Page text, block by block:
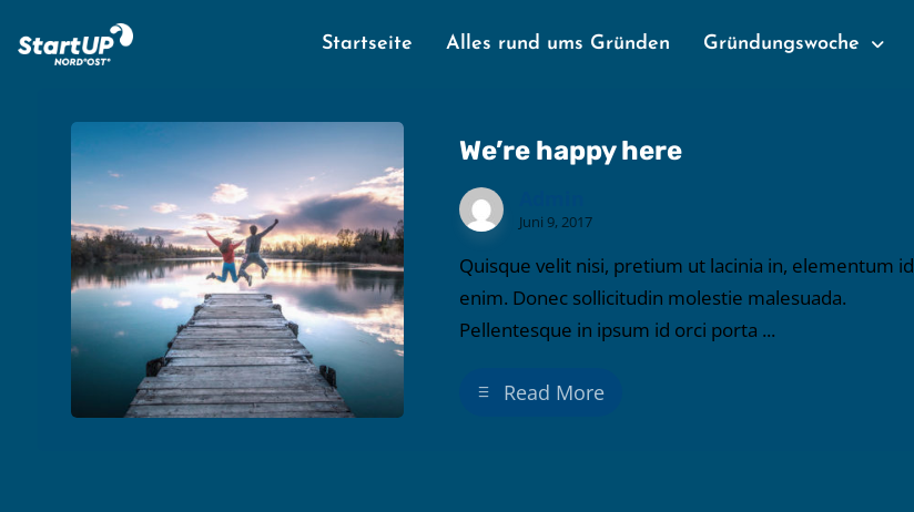
Startseite Alles rund ums Gründen Gründungswoche
We’re happy here
Juni 9, 2017
Quisque velit nisi, pretium ut lacinia in, elementum id
enim. Donec sollicitudin molestie malesuada.
Pellentesque in ipsum id orci porta ...
Read More